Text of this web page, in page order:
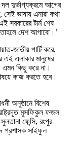
দল দুর্ভাগ্যক্রমে আগের
ভাষায় এনারা কথা
সরকারের টার্ম শেষ
দেশ আগাবো।’
জাতীয় পার্টি করে,
এই এলাকার মানুষের
কিছু করে না।
কাজ করতে হবে।
অনুষ্ঠানে বিশেষ
রাষ্ট্রদূত মুসফিকুল ফজল
ফেন্সি, রংপুর
প্রশাসক সাইফুল